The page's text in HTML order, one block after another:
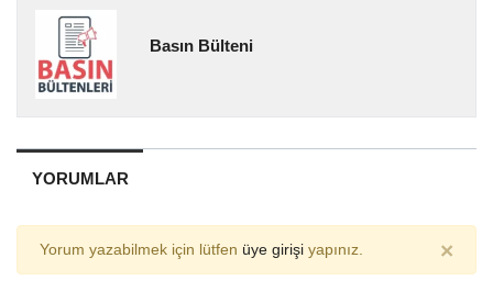
Basın Bülteni
YORUMLAR
Yorum yazabilmek için lütfen üye girişi yapınız. ×